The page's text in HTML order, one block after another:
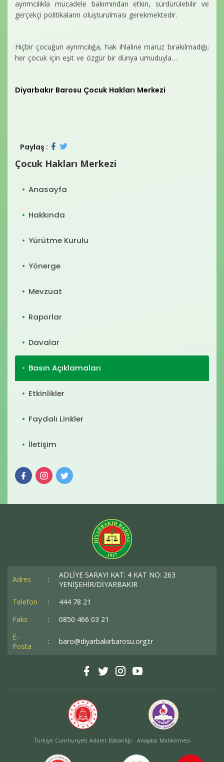
ayrımcılıkla mücadele bakımından etkin, sürdürülebilir ve
gerçekçi politikaların oluşturulması gerekmektedir.
Hiçbir çocuğun ayrımcılığa, hak ihlaline maruz bırakılmadığı;
her çocuk için eşit ve özgür bir dünya umuduyla…
Diyarbakır Barosu Çocuk Hakları Merkezi
Paylaş :
Çocuk Hakları Merkezi
Anasayfa
Hakkında
Yürütme Kurulu
Yönerge
Mevzuat
Raporlar
Davalar
Basın Açıklamaları
Etkinlikler
Faydalı Linkler
İletişim
Adres :
ADLİYE SARAYI KAT: 4 KAT NO: 263
YENİŞEHİR/DİYARBAKIR
Telefon
:
444 78 21
Faks
:
0850 466 03 21
E-
Posta
: baro@diyarbakirbarosu.org.tr
Türkiye Cumhuriyeti Adalet Bakanlığı Anayasa Mahkemesi